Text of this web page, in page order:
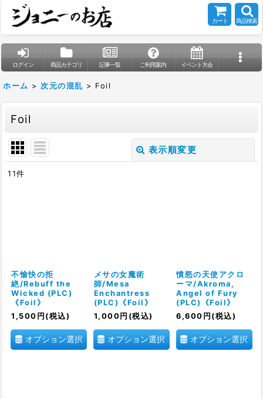
カート 商品検索
ログイン 商品カテゴリ 記事一覧 ご利用案内 イベント大会
ホーム > 次元の混乱 > Foil
Foil
表示順変更
絞り込む
11件
不愉快の拒
絶/Rebuff the
Wicked (PLC)
《Foil》
1,500 円 (税込)
オプション選択
メサの女魔術
師/Mesa
Enchantress
(PLC)《Foil》
1,000 円 (税込)
オプション選択
憤怒の天使アクロ
ーマ/Akroma,
Angel of Fury
(PLC)《Foil》
6,600 円 (税込)
オプション選択